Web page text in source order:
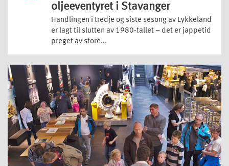
oljeeventyret i Stavanger
Handlingen i tredje og siste sesong av Lykkeland
er lagt til slutten av 1980-tallet – det er jappetid
preget av store...